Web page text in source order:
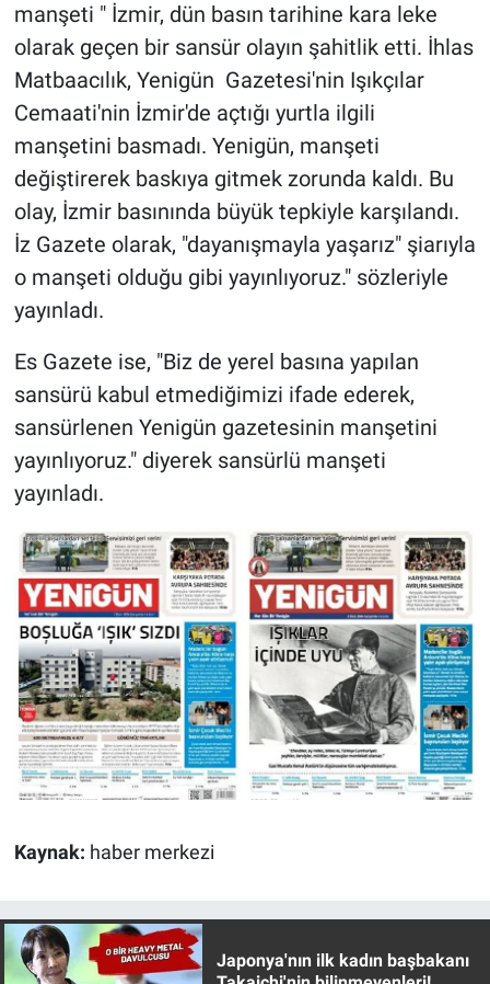
manşeti " İzmir, dün basın tarihine kara leke
olarak geçen bir sansür olayın şahitlik etti. İhlas
Matbaacılık, Yenigün Gazetesi'nin Işıkçılar
Cemaati'nin İzmir'de açtığı yurtla ilgili
manşetini basmadı. Yenigün, manşeti
değiştirerek baskıya gitmek zorunda kaldı. Bu
olay, İzmir basınında büyük tepkiyle karşılandı.
İz Gazete olarak, "dayanışmayla yaşarız" şiarıyla
o manşeti olduğu gibi yayınlıyoruz." sözleriyle
yayınladı.
Es Gazete ise, "Biz de yerel basına yapılan
sansürü kabul etmediğimizi ifade ederek,
sansürlenen Yenigün gazetesinin manşetini
yayınlıyoruz." diyerek sansürlü manşeti
yayınladı.
Kaynak: haber merkezi
Japonya'nın ilk kadın başbakanı